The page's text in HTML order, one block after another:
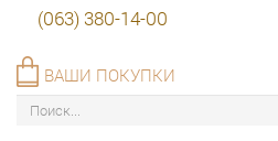
(063) 380-14-00
ВАШИ ПОКУПКИ